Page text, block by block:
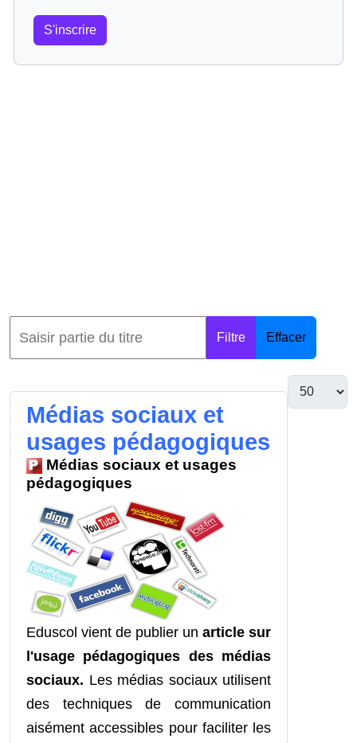
S'inscrire
Filtre Effacer
Médias sociaux et
usages pédagogiques
Médias sociaux et usages
pédagogiques
Eduscol vient de publier un article sur
l'usage pédagogiques des médias
sociaux. Les médias sociaux utilisent
des techniques de communication
aisément accessibles pour faciliter les